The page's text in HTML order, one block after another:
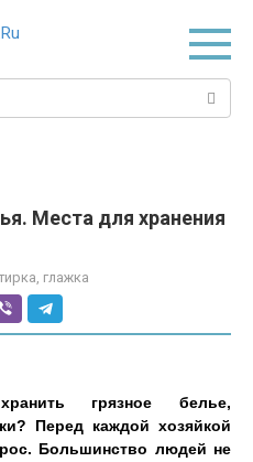
Места для хранения
глажка
грязное белье,
Перед каждой хозяйкой
Большинство людей не